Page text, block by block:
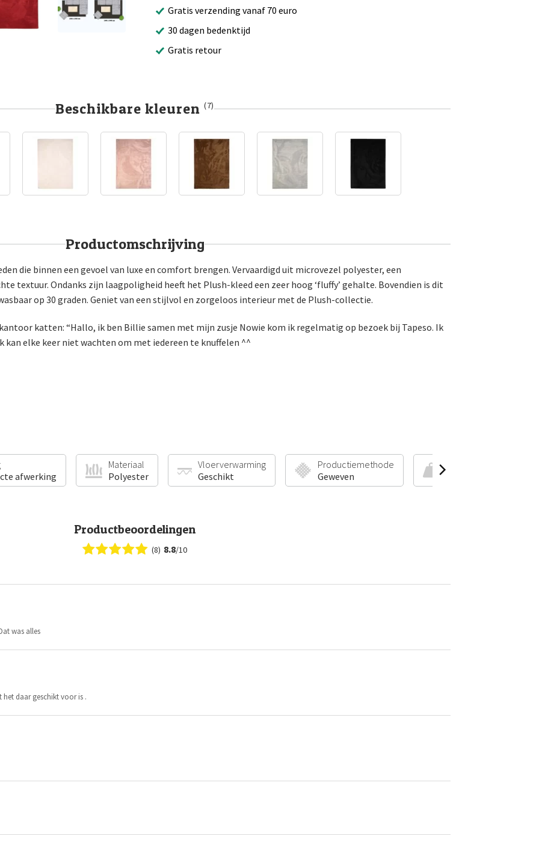
Gratis verzending vanaf 70 euro
30 dagen bedenktijd
Gratis retour
Beschikbare kleuren (7)
Productomschrijving
die binnen een gevoel van luxe en comfort brengen. Vervaardigd uit microvezel polyester, een
textuur. Ondanks zijn laagpoligheid heeft het Plush-kleed een zeer hoog ‘fluffy’ gehalte. Bovendien is dit
op 30 graden. Geniet van een stijlvol en zorgeloos interieur met de Plush-collectie.
katten: “Hallo, ik ben Billie samen met mijn zusje Nowie kom ik regelmatig op bezoek bij Tapeso. Ik
kan elke keer niet wachten om met iedereen te knuffelen ^^
afwerking
Materiaal
Polyester
Vloerverwarming
Geschikt
Productiemethode
Geweven
Productbeoordelingen
(8) 8.8/10
was alles
daar geschikt voor is .